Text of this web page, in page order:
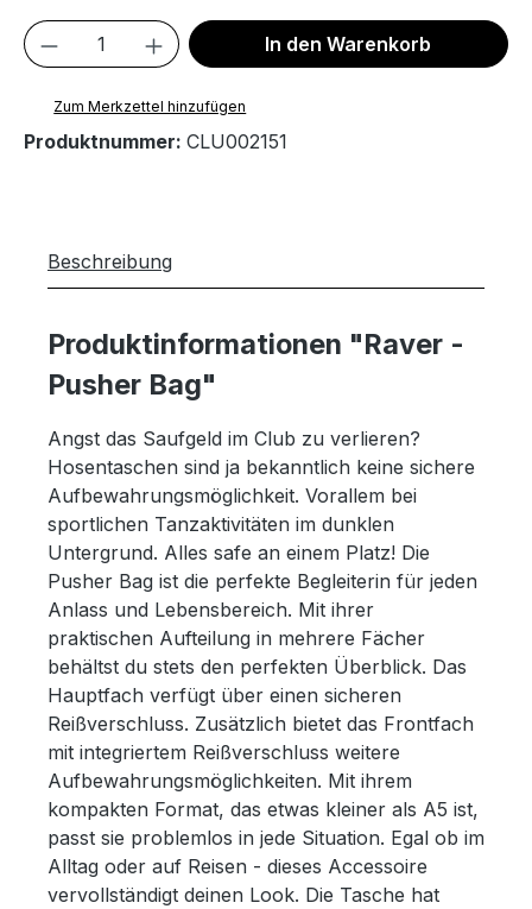
Produkt Anzahl: Gib den gewünschten
In den Warenkorb
Zum Merkzettel hinzufügen
Produktnummer: CLU002151
Beschreibung
Produktinformationen "Raver -
Pusher Bag"
Angst das Saufgeld im Club zu verlieren?
Hosentaschen sind ja bekanntlich keine sichere
Aufbewahrungsmöglichkeit. Vorallem bei
sportlichen Tanzaktivitäten im dunklen
Untergrund. Alles safe an einem Platz! Die
Pusher Bag ist die perfekte Begleiterin für jeden
Anlass und Lebensbereich. Mit ihrer
praktischen Aufteilung in mehrere Fächer
behältst du stets den perfekten Überblick. Das
Hauptfach verfügt über einen sicheren
Reißverschluss. Zusätzlich bietet das Frontfach
mit integriertem Reißverschluss weitere
Aufbewahrungsmöglichkeiten. Mit ihrem
kompakten Format, das etwas kleiner als A5 ist,
passt sie problemlos in jede Situation. Egal ob im
Alltag oder auf Reisen - dieses Accessoire
vervollständigt deinen Look. Die Tasche hat